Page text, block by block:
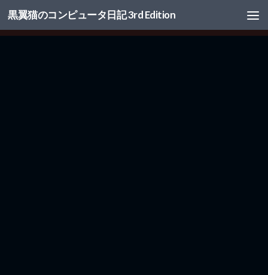
コンテンツへスキップ
黒翼猫のコンピュータ日記 3rd Edition